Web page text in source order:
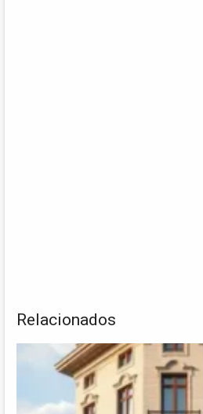
Relacionados